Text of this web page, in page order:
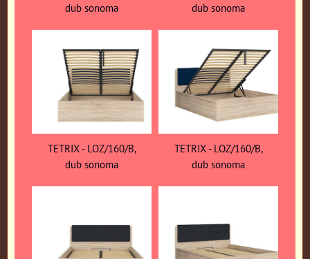
dub sonoma
dub sonoma
TETRIX - LOZ/160/B,
dub sonoma
TETRIX - LOZ/160/B,
dub sonoma